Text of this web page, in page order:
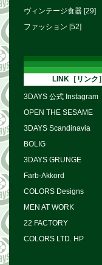
ヴィンテージ食器 [29]
ファッション [52]
LINK［リンク］
3DAYS 公式 Instagram
OPEN THE SESAME
3DAYS Scandinavia
BOLIG
3DAYS GRUNGE
Farb-Akkord
COLORS Designs
MEN AT WORK
22 FACTORY
COLORS LTD. HP